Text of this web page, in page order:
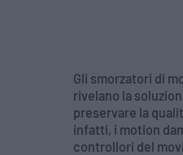
Contattaci
Gli smorzatori di
rivelano la
preservare la
infatti, i motion
controllori del